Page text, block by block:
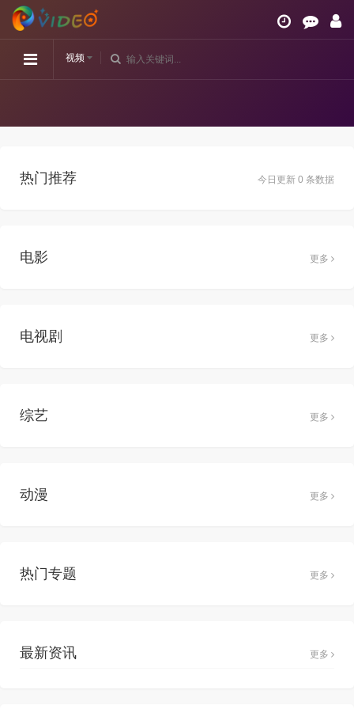
视频
今日更新 0 条数据
热门推荐
电影 更多
电视剧 更多
综艺 更多
动漫 更多
热门专题 更多
最新资讯 更多